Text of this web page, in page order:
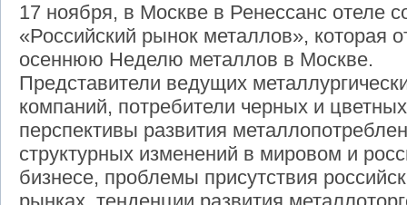
17 ноября, в Москве в Ренессанс отеле
«Российский рынок металлов», которая
осеннюю Неделю металлов в Москве.
Представители ведущих
компаний, потребители черных и
перспективы развития
структурных изменений в мировом и
бизнесе, проблемы присутствия